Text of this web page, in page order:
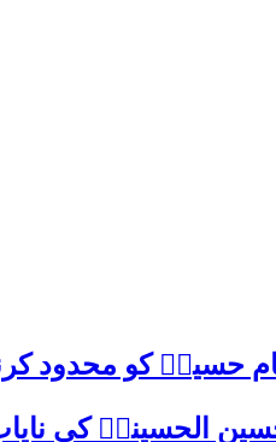
حسینؑ کو
الحسینیؒ کی